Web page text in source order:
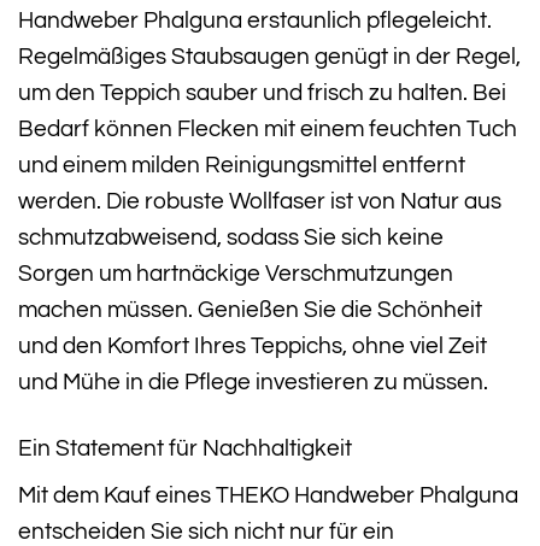
Handweber Phalguna erstaunlich pflegeleicht.
Regelmäßiges Staubsaugen genügt in der Regel,
um den Teppich sauber und frisch zu halten. Bei
Bedarf können Flecken mit einem feuchten Tuch
und einem milden Reinigungsmittel entfernt
werden. Die robuste Wollfaser ist von Natur aus
schmutzabweisend, sodass Sie sich keine
Sorgen um hartnäckige Verschmutzungen
machen müssen. Genießen Sie die Schönheit
und den Komfort Ihres Teppichs, ohne viel Zeit
und Mühe in die Pflege investieren zu müssen.
Ein Statement für Nachhaltigkeit
Mit dem Kauf eines THEKO Handweber Phalguna
entscheiden Sie sich nicht nur für ein